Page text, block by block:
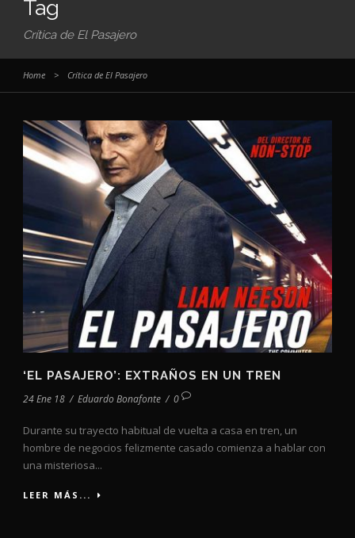
Tag
Crítica de El Pasajero
Home > Crítica de El Pasajero
‘EL PASAJERO’: EXTRAÑOS EN UN TREN
24 Ene 18 / Eduardo Bonafonte / 0
Durante su trayecto habitual de vuelta a casa en tren, un
hombre de negocios felizmente casado comienza a hablar con
una misteriosa...
LEER MÁS...